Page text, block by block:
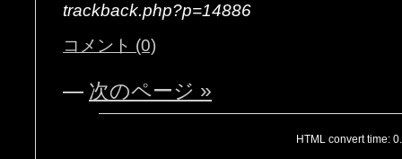
trackback.php?p=14886
コメント (0)
— 次のページ »
HTML convert time: